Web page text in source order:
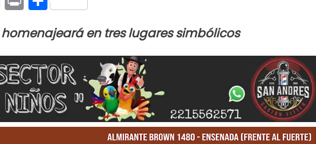
en tres lugares simbólicos